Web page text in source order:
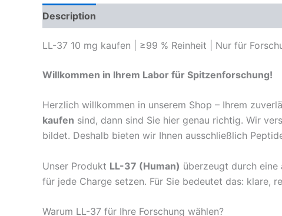
Description
LL-37 10 mg kaufen | ≥99 % Reinheit | Nur für
Willkommen in Ihrem Labor für Spitzenforschung!
Herzlich willkommen in unserem Shop – Ihrem
kaufen sind, dann sind Sie hier genau richtig. Wir
bildet. Deshalb bieten wir Ihnen ausschließlich
Unser Produkt LL-37 (Human) überzeugt durch eine
für jede Charge setzen. Für Sie bedeutet das: klare,
Warum LL-37 für Ihre Forschung wählen?